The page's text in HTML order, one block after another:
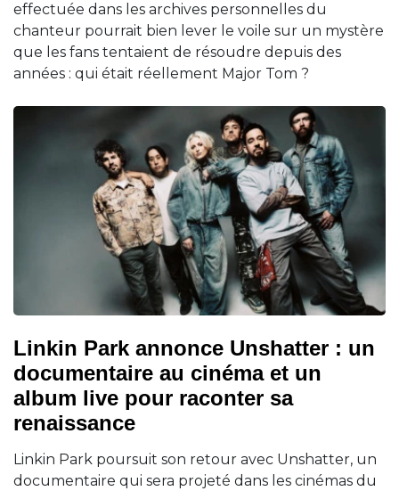
effectuée dans les archives personnelles du
chanteur pourrait bien lever le voile sur un mystère
que les fans tentaient de résoudre depuis des
années : qui était réellement Major Tom ?
Linkin Park annonce Unshatter : un
documentaire au cinéma et un
album live pour raconter sa
renaissance
Linkin Park poursuit son retour avec Unshatter, un
documentaire qui sera projeté dans les cinémas du